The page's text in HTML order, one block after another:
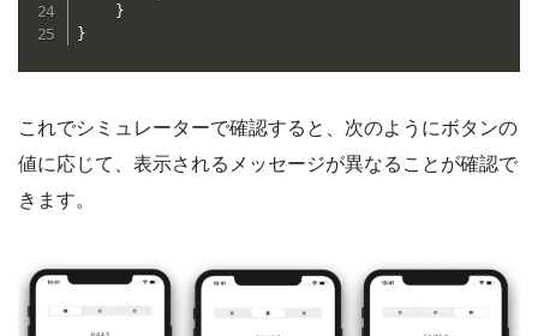
}
}
これでシミュレーターで確認すると、次のようにボタンの
値に応じて、表示されるメッセージが異なることが確認で
きます。